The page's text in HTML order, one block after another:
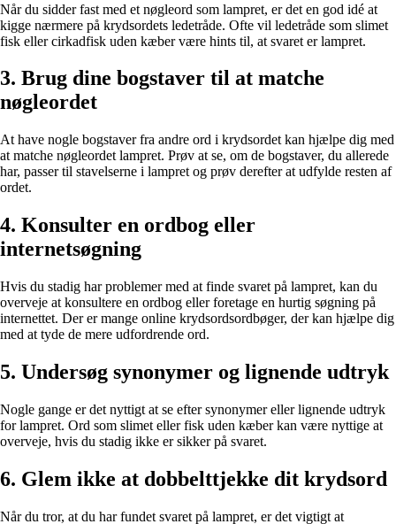
Når du sidder fast med et nøgleord som lampret, er det en god idé at
kigge nærmere på krydsordets ledetråde. Ofte vil ledetråde som slimet
fisk eller cirkadfisk uden kæber være hints til, at svaret er lampret.
3. Brug dine bogstaver til at matche
nøgleordet
At have nogle bogstaver fra andre ord i krydsordet kan hjælpe dig med
at matche nøgleordet lampret. Prøv at se, om de bogstaver, du allerede
har, passer til stavelserne i lampret og prøv derefter at udfylde resten af
ordet.
4. Konsulter en ordbog eller
internetsøgning
Hvis du stadig har problemer med at finde svaret på lampret, kan du
overveje at konsultere en ordbog eller foretage en hurtig søgning på
internettet. Der er mange online krydsordsordbøger, der kan hjælpe dig
med at tyde de mere udfordrende ord.
5. Undersøg synonymer og lignende udtryk
Nogle gange er det nyttigt at se efter synonymer eller lignende udtryk
for lampret. Ord som slimet eller fisk uden kæber kan være nyttige at
overveje, hvis du stadig ikke er sikker på svaret.
6. Glem ikke at dobbelttjekke dit krydsord
Når du tror, at du har fundet svaret på lampret, er det vigtigt at